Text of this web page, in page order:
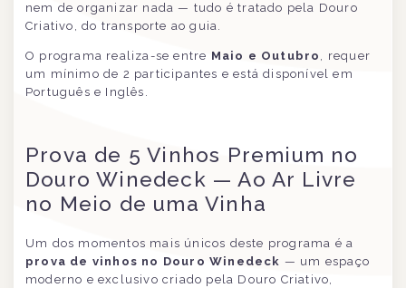
nem de organizar nada — tudo é tratado pela Douro
Criativo, do transporte ao guia.
O programa realiza-se entre Maio e Outubro , requer
um mínimo de 2 participantes e está disponível em
Português e Inglês.
Prova de 5 Vinhos Premium no
Douro Winedeck — Ao Ar Livre
no Meio de uma Vinha
Um dos momentos mais únicos deste programa é a
prova de vinhos no Douro Winedeck — um espaço
moderno e exclusivo criado pela Douro Criativo,